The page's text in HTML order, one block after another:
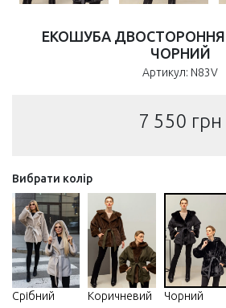
ЕКОШУБА ДВОСТОРОННЯ
ЧОРНИЙ
Артикул: N83V
7 550 грн
Вибрати колір
Срібний Коричневий Чорний